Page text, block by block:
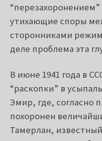
утихающие споры
сторонниками
деле проблема эта
В июне 1941 года в
“раскопки” в
Эмир, где, согласно
похоронен
Тамерлан,